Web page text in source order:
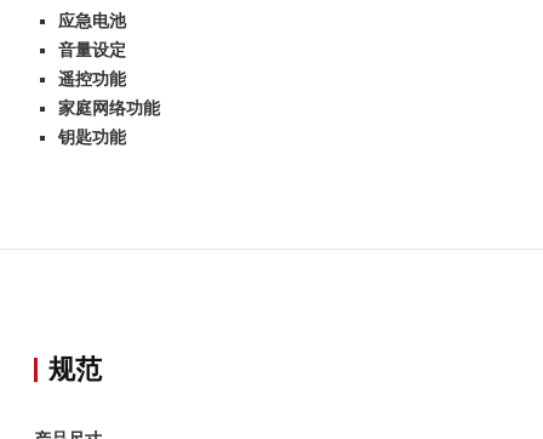
应急电池
音量设定
遥控功能
家庭网络功能
钥匙功能
规范